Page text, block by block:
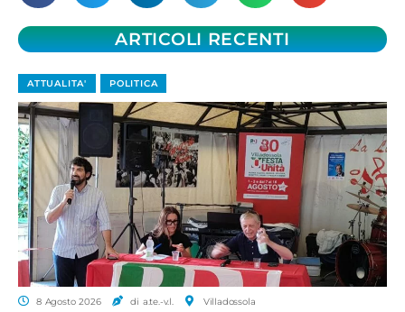
ARTICOLI RECENTI
ATTUALITA' POLITICA
8 Agosto 2026 di a.te.-v.l. Villadossola